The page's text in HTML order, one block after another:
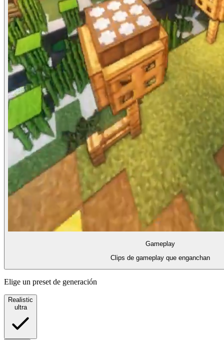
Gameplay
Clips de gameplay que enganchan
Elige un preset de generación
Realistic
ultra